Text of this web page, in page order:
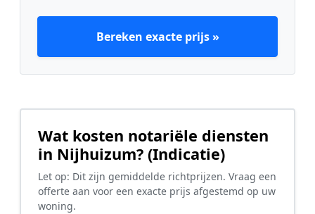
Bereken exacte prijs »
Wat kosten notariële diensten
in Nijhuizum? (Indicatie)
Let op: Dit zijn gemiddelde richtprijzen. Vraag een
offerte aan voor een exacte prijs afgestemd op uw
woning.